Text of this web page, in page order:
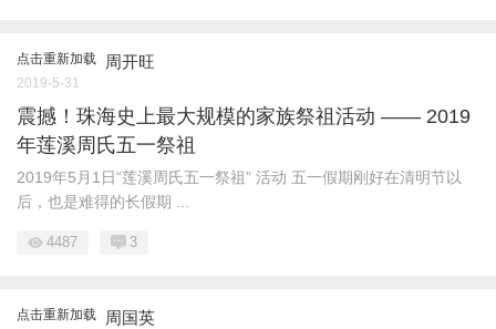
点击重新加载 周开旺
2019-5-31
震撼！珠海史上最大规模的家族祭祖活动 —— 2019
年莲溪周氏五一祭祖
2019年5月1日“莲溪周氏五一祭祖” 活动 五一假期刚好在清明节以
后，也是难得的长假期 ...
4487 3
点击重新加载 周国英